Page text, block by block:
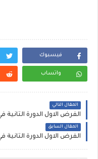
فيسبوك
واتساب
المقال التالي
المقال السابق